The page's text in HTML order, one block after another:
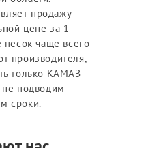
продажу
цене за 1
песок чаще всего
производителя,
только КАМАЗ
подводим
сроки.